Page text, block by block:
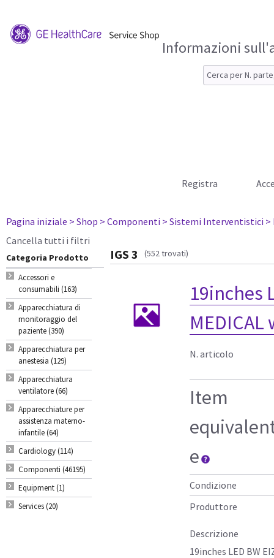
Informazioni
Registra
Pagina iniziale > Shop > Componenti > Sistemi Interventistici >
Cancella tutti i filtri
Categoria Prodotto
Accessori e
consumabili (163)
Apparecchiatura di
monitoraggio del
paziente (390)
Apparecchiatura per
anestesia (129)
Apparecchiatura
ventilatore (66)
Apparecchiature per
assistenza materno-
infantile (64)
Cardiology (114)
Componenti (46195)
Equipment (1)
Services (20)
IGS 3 (552 trovati)
19inches
N. articolo
Item
e
Condizione
Produttore
Descrizione
19inches LED BW